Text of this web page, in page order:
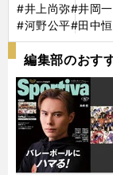
#井上尚弥#井岡
#河野公平#田中
編集部のおす